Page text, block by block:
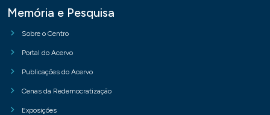
Memória e Pesquisa
Sobre o Centro
Portal do Acervo
Publicações do Acervo
Cenas da Redemocratização
Exposições